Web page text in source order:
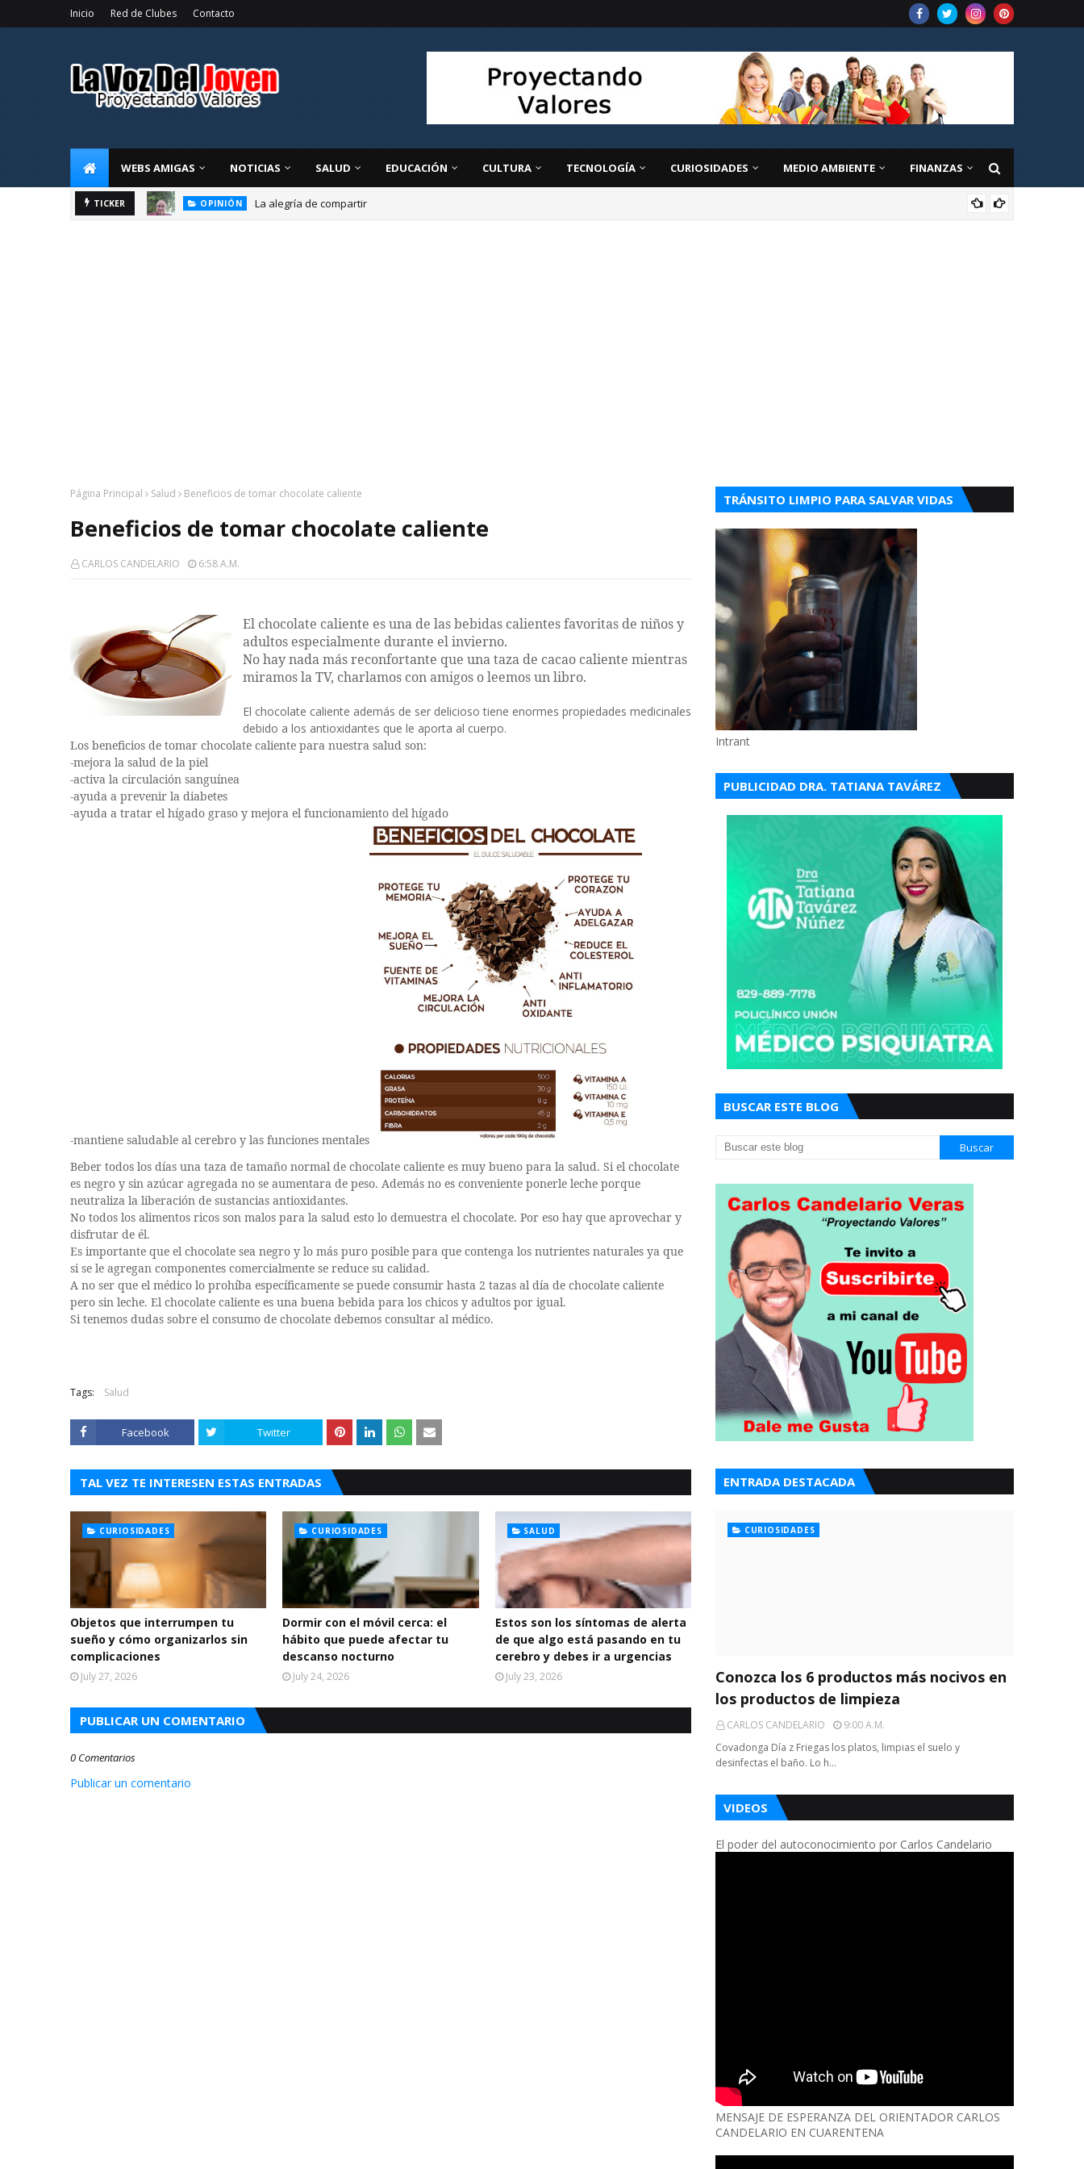
Inicio Red de Clubes Contacto
WEBS AMIGAS NOTICIAS SALUD EDUCACIÓN CULTURA TECNOLOGÍA CURIOSIDADES MEDIO AMBIENTE FINANZAS
TICKER OPINIÓN La alegría de compartir
Página Principal Salud Beneficios de tomar chocolate caliente
Beneficios de tomar chocolate caliente
CARLOS CANDELARIO 6:58 A.m.
El chocolate caliente es una de las bebidas calientes favoritas de niños y
adultos especialmente durante el invierno.
No hay nada más reconfortante que una taza de cacao caliente mientras
miramos la TV, charlamos con amigos o leemos un libro.
El chocolate caliente además de ser delicioso tiene enormes propiedades medicinales
debido a los antioxidantes que le aporta al cuerpo.
Los beneficios de tomar chocolate caliente para nuestra salud son:
-mejora la salud de la piel
-activa la circulación sanguínea
-ayuda a prevenir la diabetes
-ayuda a tratar el hígado graso y mejora el funcionamiento del hígado
-mantiene saludable al cerebro y las funciones mentales
Beber todos los días una taza de tamaño normal de chocolate caliente es muy bueno para la salud. Si el chocolate
es negro y sin azúcar agregada no se aumentara de peso. Además no es conveniente ponerle leche porque
neutraliza la liberación de sustancias antioxidantes.
No todos los alimentos ricos son malos para la salud esto lo demuestra el chocolate. Por eso hay que aprovechar y
disfrutar de él.
Es importante que el chocolate sea negro y lo más puro posible para que contenga los nutrientes naturales ya que
si se le agregan componentes comercialmente se reduce su calidad.
A no ser que el médico lo prohíba específicamente se puede consumir hasta 2 tazas al día de chocolate caliente
pero sin leche. El chocolate caliente es una buena bebida para los chicos y adultos por igual.
Si tenemos dudas sobre el consumo de chocolate debemos consultar al médico.
Tags: Salud
Facebook Twitter
TAL VEZ TE INTERESEN ESTAS ENTRADAS
CURIOSIDADES
Objetos que interrumpen tu
sueño y cómo organizarlos sin
complicaciones
July 27, 2026
CURIOSIDADES
Dormir con el móvil cerca: el
hábito que puede afectar tu
descanso nocturno
July 24, 2026
SALUD
Estos son los síntomas de alerta
de que algo está pasando en tu
cerebro y debes ir a urgencias
July 23, 2026
PUBLICAR UN COMENTARIO
0 Comentarios
Publicar un comentario
TRÁNSITO LIMPIO PARA SALVAR VIDAS
Intrant
PUBLICIDAD DRA. TATIANA TAVÁREZ
BUSCAR ESTE BLOG
ENTRADA DESTACADA
CURIOSIDADES
Conozca los 6 productos más nocivos en
los productos de limpieza
CARLOS CANDELARIO
9:00 A.m.
Covadonga Día z Friegas los platos, limpias el suelo y
desinfectas el baño. Lo h…
VIDEOS
El poder del autoconocimiento por Carlos Candelario
MENSAJE DE ESPERANZA DEL ORIENTADOR CARLOS
CANDELARIO EN CUARENTENA